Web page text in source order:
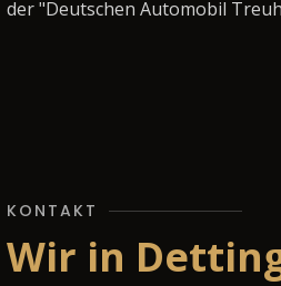
der "Deutschen Automobil
KONTAKT
Wir in